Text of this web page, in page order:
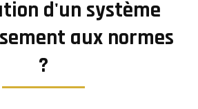
d'un système
aux normes
?